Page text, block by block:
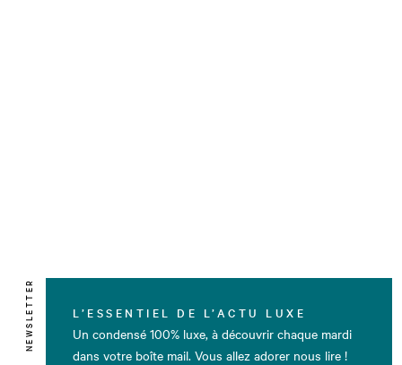
NEWSLETTER L’ESSENTIEL DE L’ACTU LUXE
Un condensé 100% luxe, à découvrir chaque mardi
dans votre boîte mail. Vous allez adorer nous lire !